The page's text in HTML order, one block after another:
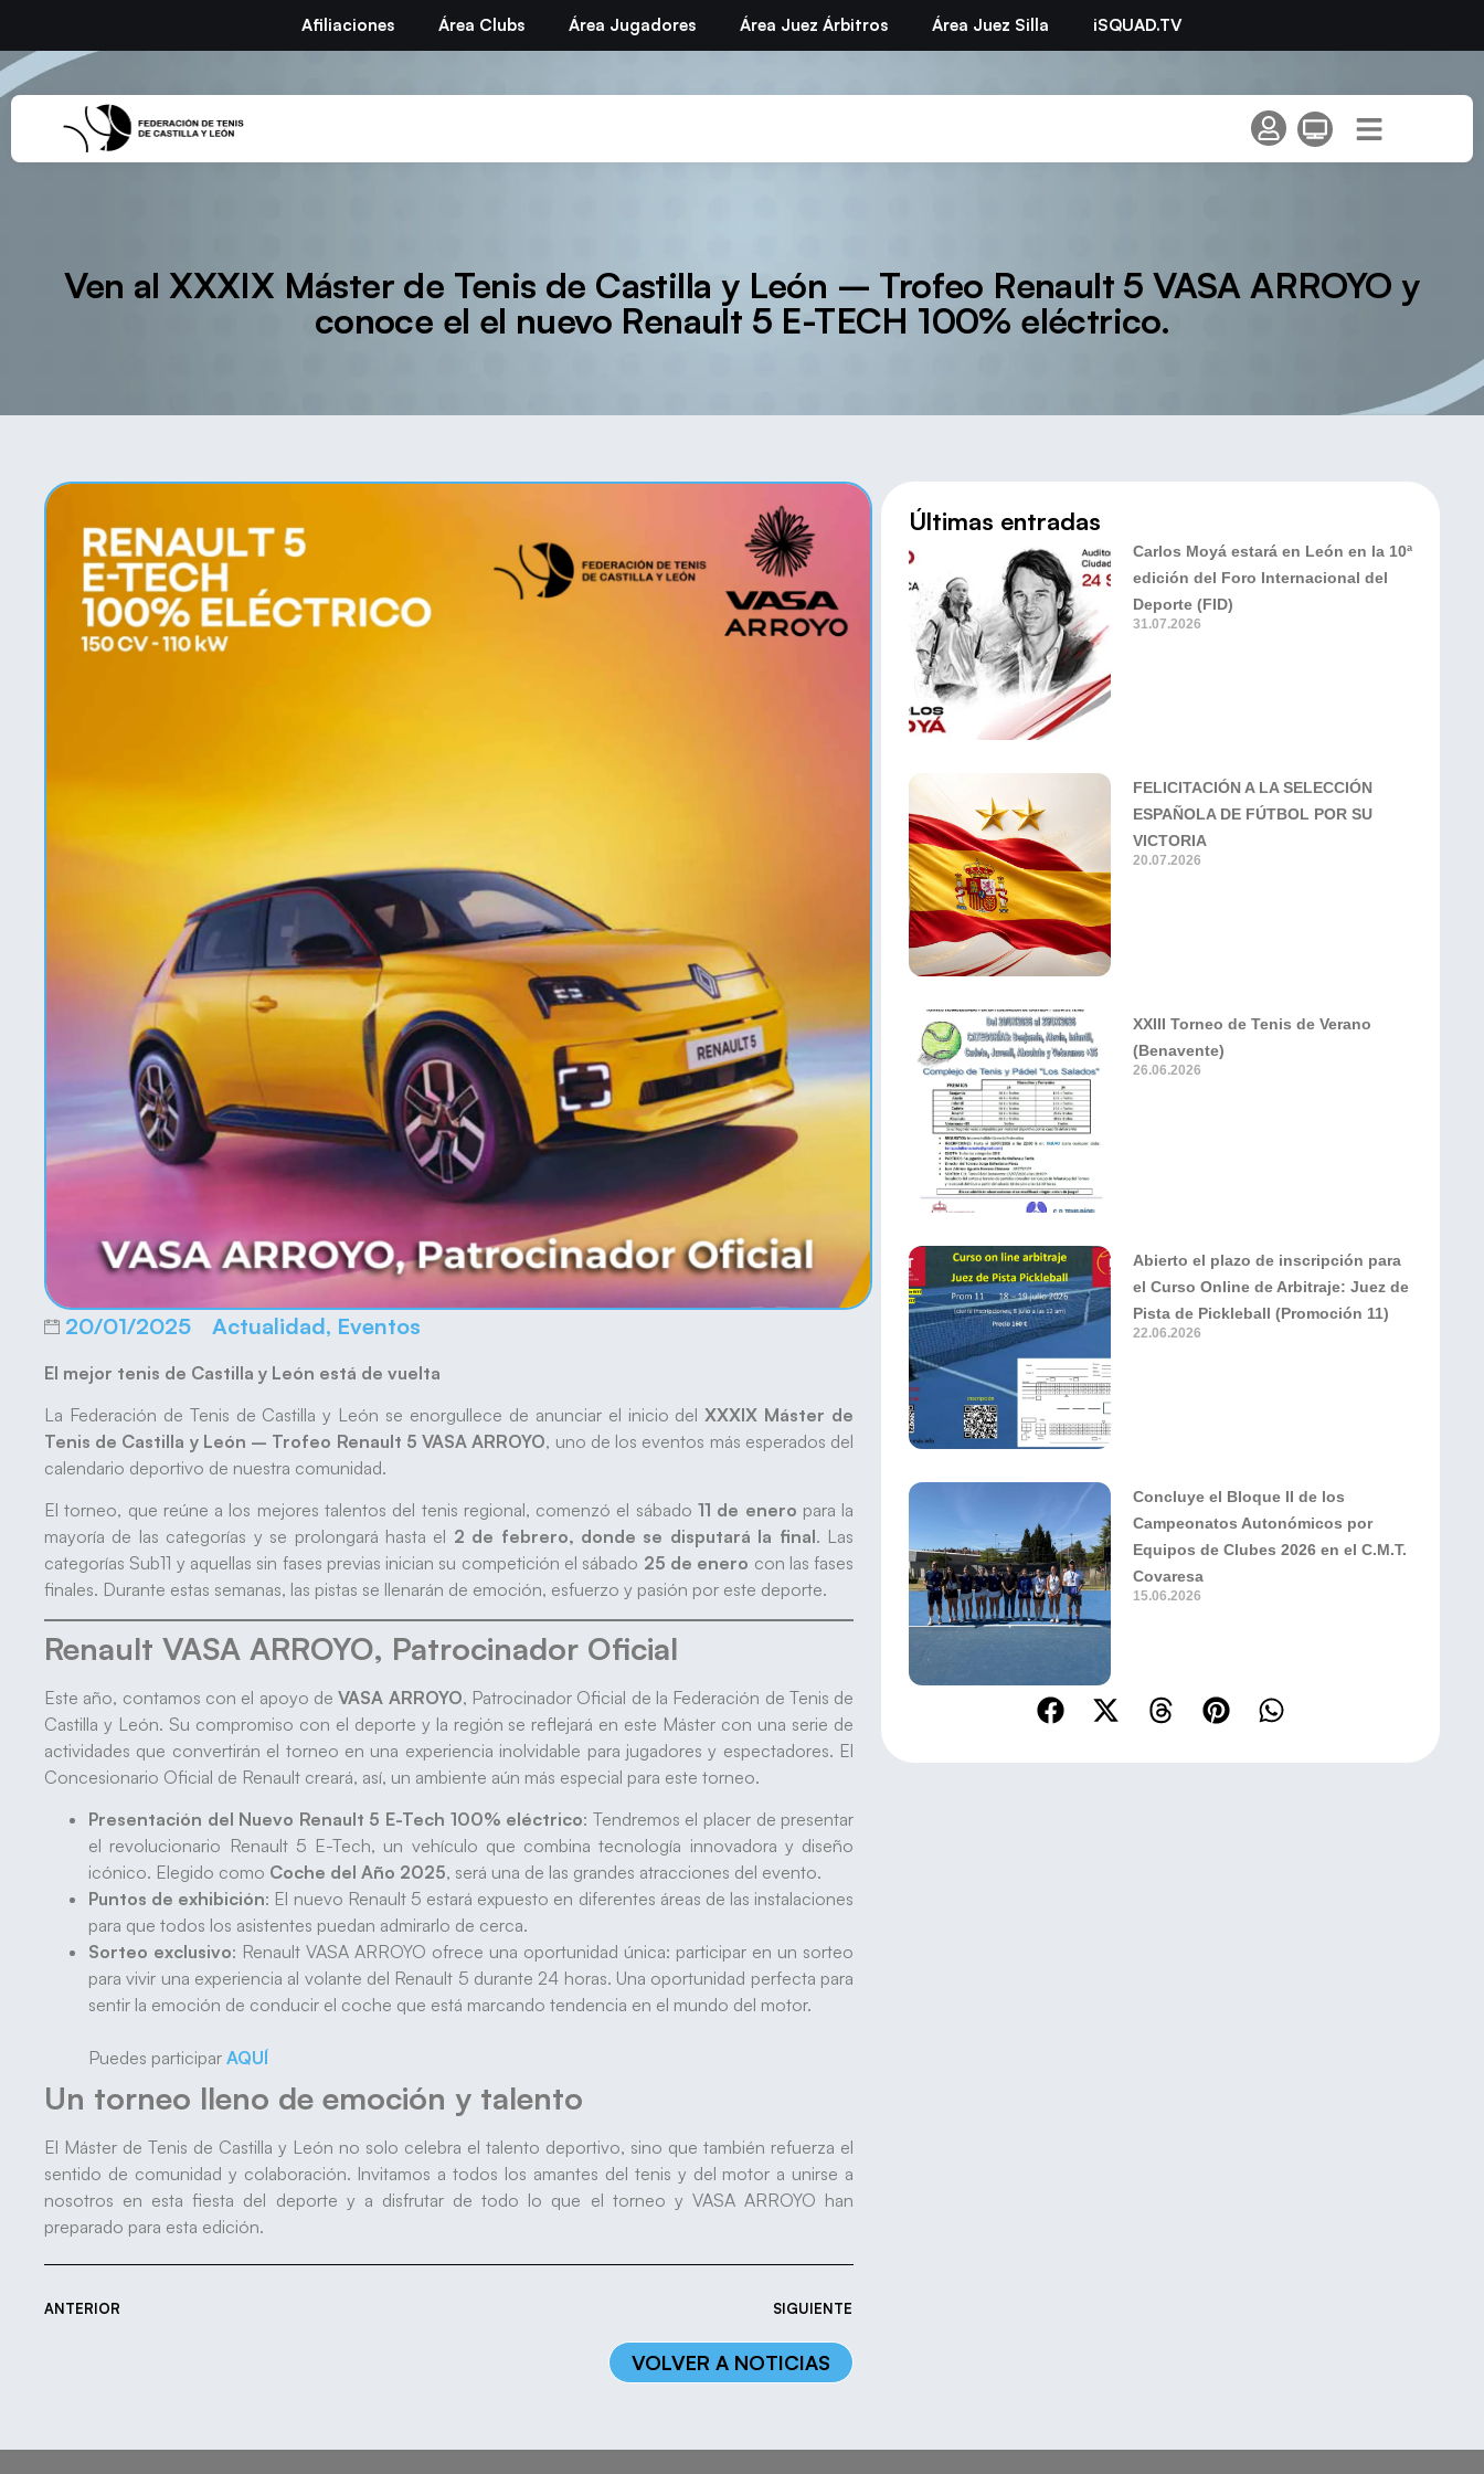
Afiliaciones Área Clubs Área Jugadores Área Juez Árbitros Área Juez Silla iSQUAD.TV
Ven al XXXIX Máster de Tenis de Castilla y León – Trofeo Renault 5 VASA ARROYO y
conoce el el nuevo Renault 5 E-TECH 100% eléctrico.
20/01/2025 Actualidad, Eventos
El mejor tenis de Castilla y León está de vuelta
La Federación de Tenis de Castilla y León se enorgullece de anunciar el inicio delXXXIX Máster de
Tenis de Castilla y León – Trofeo Renault 5 VASA ARROYO, uno de los eventos más esperados del
calendario deportivo de nuestra comunidad.
El torneo, que reúne a los mejores talentos del tenis regional, comenzó el sábado 11 de enero para la
mayoría de las categorías y se prolongará hasta el 2 de febrero, donde se disputará la final. Las
categorías Sub11 y aquellas sin fases previas inician su competición el sábado 25 de enero con las fases
finales. Durante estas semanas, las pistas se llenarán de emoción, esfuerzo y pasión por este deporte.
Renault VASA ARROYO, Patrocinador Oficial
Este año, contamos con el apoyo deVASA ARROYO, Patrocinador Oficial de la Federación de Tenis de
Castilla y León. Su compromiso con el deporte y la región se reflejará en este Máster con una serie de
actividades que convertirán el torneo en una experiencia inolvidable para jugadores y espectadores. El
Concesionario Oficial de Renault creará, así, un ambiente aún más especial para este torneo.
Presentación del Nuevo Renault 5 E-Tech 100% eléctrico: Tendremos el placer de presentar
el revolucionario Renault 5 E-Tech, un vehículo que combina tecnología innovadora y diseño
icónico. Elegido como Coche del Año 2025, será una de las grandes atracciones del evento.
Puntos de exhibición: El nuevo Renault 5 estará expuesto en diferentes áreas de las instalaciones
para que todos los asistentes puedan admirarlo de cerca.
Sorteo exclusivo: Renault VASA ARROYO ofrece una oportunidad única: participar en un sorteo
para vivir una experiencia al volante del Renault 5 durante 24 horas. Una oportunidad perfecta para
sentir la emoción de conducir el coche que está marcando tendencia en el mundo del motor.
Puedes participar AQUÍ
Un torneo lleno de emoción y talento
El Máster de Tenis de Castilla y León no solo celebra el talento deportivo, sino que también refuerza el
sentido de comunidad y colaboración. Invitamos a todos los amantes del tenis y del motor a unirse a
nosotros en esta fiesta del deporte y a disfrutar de todo lo que el torneo y VASA ARROYO han
preparado para esta edición.
ANTERIOR SIGUIENTE
VOLVER A NOTICIAS
Últimas entradas
Carlos Moyá estará en León en la 10ª
edición del Foro Internacional del
Deporte (FID)
31.07.2026
FELICITACIÓN A LA SELECCIÓN
ESPAÑOLA DE FÚTBOL POR SU
VICTORIA
20.07.2026
XXIII Torneo de Tenis de Verano
(Benavente)
26.06.2026
Abierto el plazo de inscripción para
el Curso Online de Arbitraje: Juez de
Pista de Pickleball (Promoción 11)
22.06.2026
Concluye el Bloque II de los
Campeonatos Autonómicos por
Equipos de Clubes 2026 en el C.M.T.
Covaresa
15.06.2026